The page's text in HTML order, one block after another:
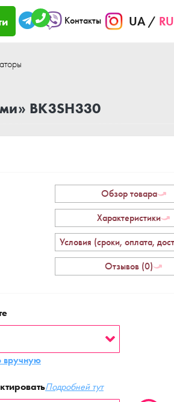
Контакты UA RU
BK3SH330
Обзор товара
Характеристики
Отзывов (0)
вручную
Подробней тут